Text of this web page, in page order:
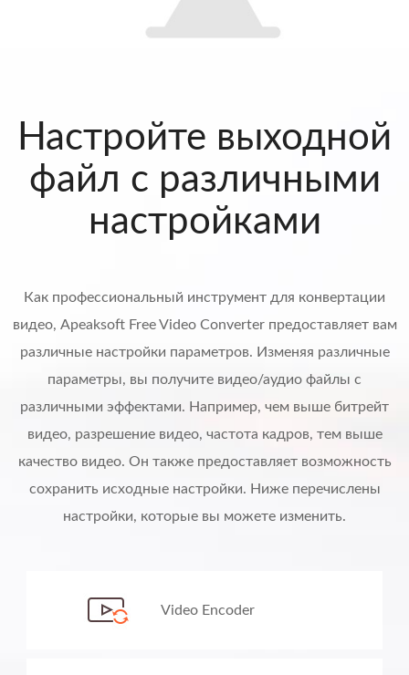
Настройте выходной
файл с различными
настройками
Как профессиональный инструмент для конвертации
видео, Apeaksoft Free Video Converter предоставляет вам
различные настройки параметров. Изменяя различные
параметры, вы получите видео/аудио файлы с
различными эффектами. Например, чем выше битрейт
видео, разрешение видео, частота кадров, тем выше
качество видео. Он также предоставляет возможность
сохранить исходные настройки. Ниже перечислены
настройки, которые вы можете изменить.
Video Encoder